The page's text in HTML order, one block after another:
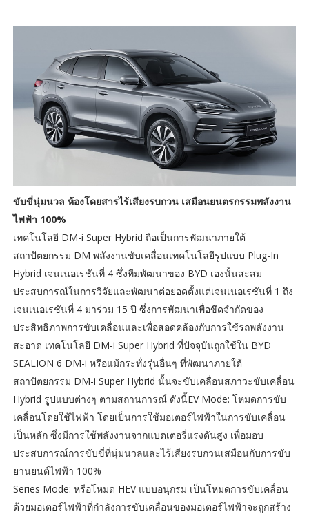
ขับขี่นุ่มนวล ห้องโดยสารไร้เสียงรบกวน เสมือนยนตรกรรมพลังงาน
ไฟฟ้า 100%
เทคโนโลยี DM-i Super Hybrid ถือเป็นการพัฒนาภายใต้
สถาปัตยกรรม DM พลังงานขับเคลื่อนเทคโนโลยีรูปแบบ Plug-In
Hybrid เจนเนอเรชันที่ 4 ซึ่งทีมพัฒนาของ BYD เองนั้นสะสม
ประสบการณ์ในการวิจัยและพัฒนาต่อยอดตั้งแต่เจนเนอเรชันที่ 1 ถึง
เจนเนอเรชันที่ 4 มาร่วม 15 ปี ซึ่งการพัฒนาเพื่อขีดจำกัดของ
ประสิทธิภาพการขับเคลื่อนและเพื่อสอดคล้องกับการใช้รถพลังงาน
สะอาด เทคโนโลยี DM-i Super Hybrid ที่ปัจจุบันถูกใช้ใน BYD
SEALION 6 DM-i หรือแม้กระทั่งรุ่นอื่นๆ ที่พัฒนาภายใต้
สถาปัตยกรรม DM-i Super Hybrid นั้นจะขับเคลื่อนสภาวะขับเคลื่อน
Hybrid รูปแบบต่างๆ ตามสถานการณ์ ดังนี้EV Mode: โหมดการขับ
เคลื่อนโดยใช้ไฟฟ้า โดยเป็นการใช้มอเตอร์ไฟฟ้าในการขับเคลื่อน
เป็นหลัก ซึ่งมีการใช้พลังงานจากแบตเตอรี่แรงดันสูง เพื่อมอบ
ประสบการณ์การขับขี่ที่นุ่มนวลและไร้เสียงรบกวนเสมือนกับการขับ
ยานยนต์ไฟฟ้า 100%
Series Mode: หรือโหมด HEV แบบอนุกรม เป็นโหมดการขับเคลื่อน
ด้วยมอเตอร์ไฟฟ้าที่กำลังการขับเคลื่อนของมอเตอร์ไฟฟ้าจะถูกสร้าง